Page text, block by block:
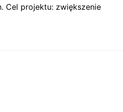
Cel projektu: zwiększenie